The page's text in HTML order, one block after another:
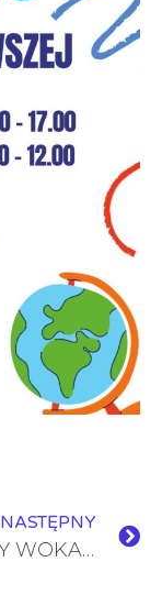
NASTĘPNY
SUKCESY WOKALNE NASZYCH UCZNIÓW